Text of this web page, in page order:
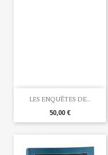
LES ENQUÊTES DE...
50,00 €